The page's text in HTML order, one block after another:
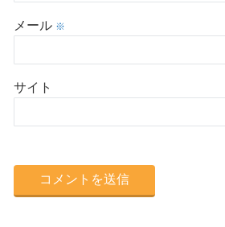
メール ※
サイト